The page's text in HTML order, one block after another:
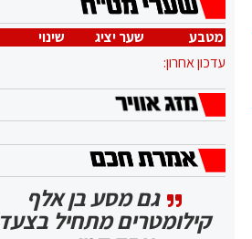
מטבע שער יציג
שינוי
עדכון אחרון:
גם מסע בן אלף
קילומטרים מתחיל בצעד